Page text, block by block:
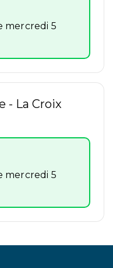
mercredi 5
- La Croix
mercredi 5